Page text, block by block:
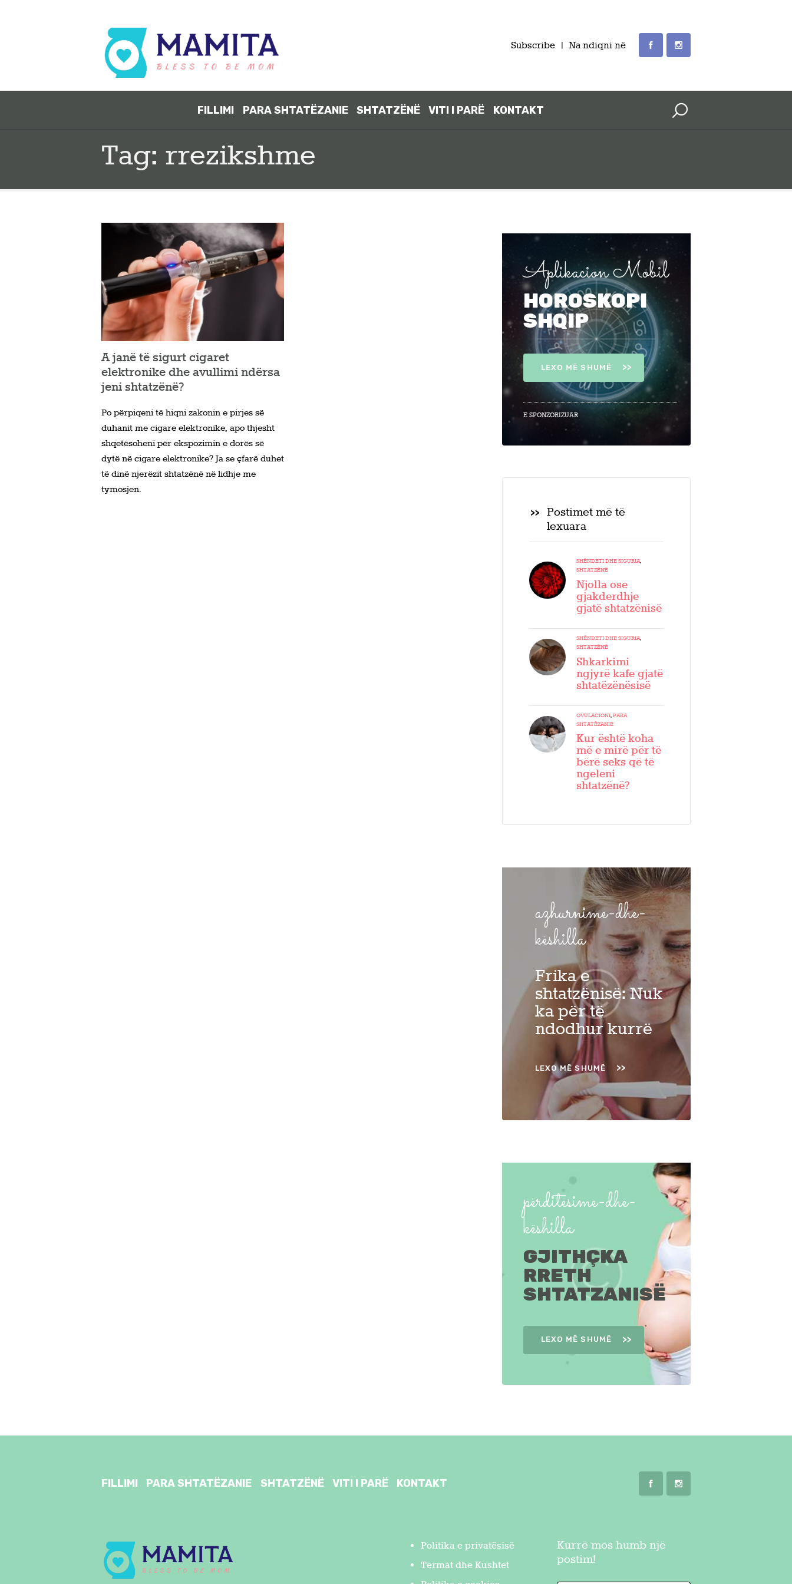
Subscribe Na ndiqni në
FILLIMI PARA SHTATËZANIE SHTATZËNË VITI I PARË KONTAKT
Tag: rrezikshme
SHTATËZANI
E
SHTATZËNË
VITI I PARË
A janë të sigurt cigaret
elektronike dhe avullimi ndërsa
jeni shtatzënë?
Po përpiqeni të hiqni zakonin e pirjes së
duhanit me cigare elektronike, apo thjesht
shqetësoheni për ekspozimin e dorës së
dytë në cigare elektronike? Ja se çfarë duhet
të dinë njerëzit shtatzënë në lidhje me
tymosjen.
Aplikacion Mobil
HOROSKOPI
SHQIP
LEXO MË SHUMË
E SPONZORIZUAR
Postimet më të
lexuara
SHËNDETI DHE SIGURIA,
SHTATZËNË
Njolla ose
gjakderdhje
gjatë shtatzënisë
SHËNDETI DHE SIGURIA,
SHTATZËNË
Shkarkimi
ngjyrë kafe gjatë
shtatëzënësisë
OVULACIONI,PARA
SHTATËZANIE
Kur është koha
më e mirë për të
bërë seks që të
ngeleni
shtatzënë?
azhurnime-dhe-
këshilla
Frika e
shtatzënisë: Nuk
ka për të
ndodhur kurrë
LEXO MË SHUMË
përditësime-dhe-
këshilla
GJITHÇKA
RRETH
SHTATZANISË
LEXO MË SHUMË
FILLIMI PARA SHTATËZANIE SHTATZËNË VITI I PARË KONTAKT
Politika e privatësisë
Termat dhe Kushtet
Kurrë mos humb një
postim!